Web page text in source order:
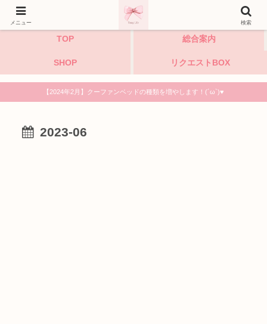
小型犬・猫・うさぎのハンドメイドペットベッド専門店
TOP 総合案内
SHOP リクエストBOX
【2024年2月】クーファンベッドの種類を増やします！(´ω`)♥
2023-06
メニュー 検索